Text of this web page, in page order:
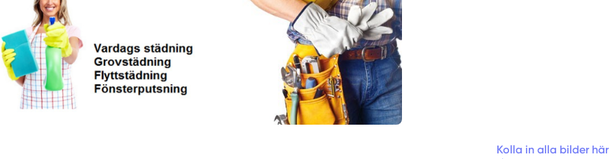
Kolla in alla bilder här